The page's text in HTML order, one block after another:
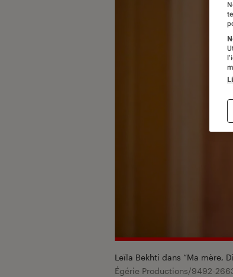
Leïla Bekhti dans “Ma mère,
Égérie Productions/9492-